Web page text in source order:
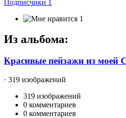
Подписчики 1
1
Из альбома:
Красивые пейзажи из моей
· 319 изображений
319 изображений
0 комментариев
0 комментариев